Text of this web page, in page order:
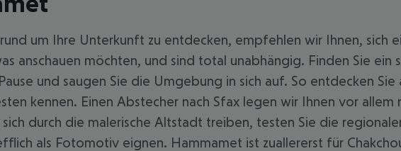
um Ihre Unterkunft zu entdecken, empfehlen wir Ihnen, sich
anschauen möchten, und sind total unabhängig. Finden Sie ein
und saugen Sie die Umgebung in sich auf. So entdecken
kennen. Einen Abstecher nach Sfax legen wir Ihnen vor allem
durch die malerische Altstadt treiben, testen Sie die
als Fotomotiv eignen. Hammamet ist zuallererst für